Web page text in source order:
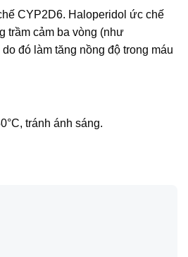
CYP2D6. Haloperidol ức chế
trầm cảm ba vòng (như
đó làm tăng nồng độ trong máu
tránh ánh sáng.